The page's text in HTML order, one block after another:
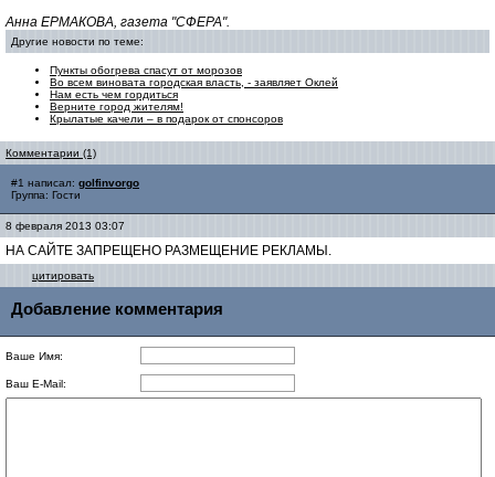
Анна ЕРМАКОВА, газета "СФЕРА".
Другие новости по теме:
Пункты обогрева спасут от морозов
Во всем виновата городская власть, - заявляет Оклей
Нам есть чем гордиться
Верните город жителям!
Крылатые качели – в подарок от спонсоров
Комментарии (1)
#1 написал: golfinvorgo
Группа: Гости
8 февраля 2013 03:07
НА САЙТЕ ЗАПРЕЩЕНО РАЗМЕЩЕНИЕ РЕКЛАМЫ.
цитировать
Добавление комментария
Ваше Имя:
Ваш E-Mail: